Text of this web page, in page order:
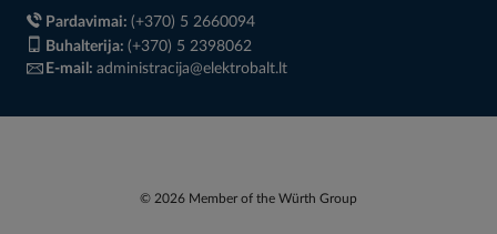
Pardavimai: (+370) 5 2660094
Buhalterija: (+370) 5 2398062
E-mail: administracija@elektrobalt.lt
© 2026 Member of the Würth Group